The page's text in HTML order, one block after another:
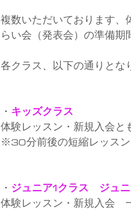
複数いただいております
らい会（発表会）の準備期
各クラス、以下の通りとな
・ キッズクラス
体験レッスン・新規入会と
※30分前後の短縮レッスン
・ ジュニア1クラス　ジュ
体験レッスン・新規入会　